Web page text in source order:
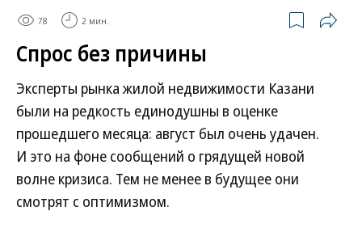
78 2 мин.
Спрос без причины
Эксперты рынка жилой недвижимости Казани
были на редкость единодушны в оценке
прошедшего месяца: август был очень удачен.
И это на фоне сообщений о грядущей новой
волне кризиса. Тем не менее в будущее они
смотрят с оптимизмом.